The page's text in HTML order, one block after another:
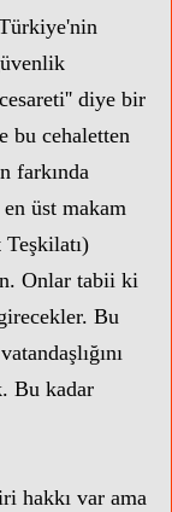
Türkiye'nin
diye bir
bu cehaletten
farkında
en üst makam
Onlar tabii ki
Bu
Bu kadar
hakkı var ama